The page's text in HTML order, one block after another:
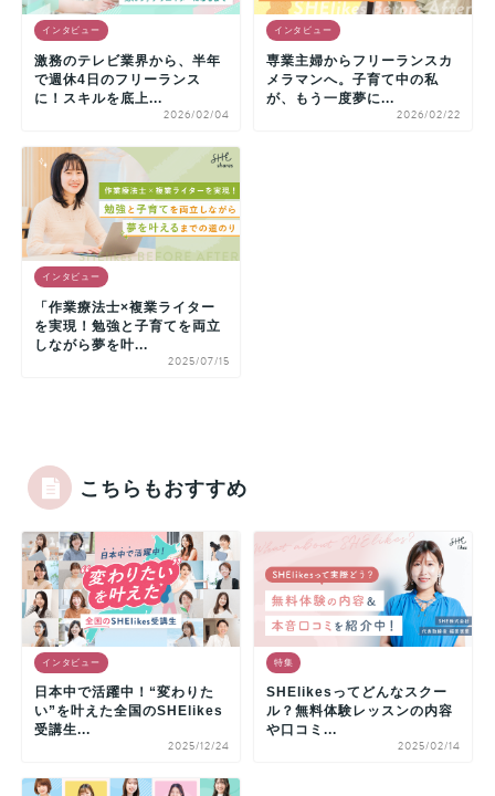
インタビュー
激務のテレビ業界から、半年
で週休4日のフリーランス
に！スキルを底上...
2026/02/04
インタビュー
専業主婦からフリーランスカ
メラマンへ。子育て中の私
が、もう一度夢に...
2026/02/22
インタビュー
「作業療法士×複業ライター
を実現！勉強と子育てを両立
しながら夢を叶...
2025/07/15
こちらもおすすめ
インタビュー
日本中で活躍中！“変わりた
い”を叶えた全国のSHElikes
受講生...
2025/12/24
特集
SHElikesってどんなスクー
ル？無料体験レッスンの内容
や口コミ...
2025/02/14